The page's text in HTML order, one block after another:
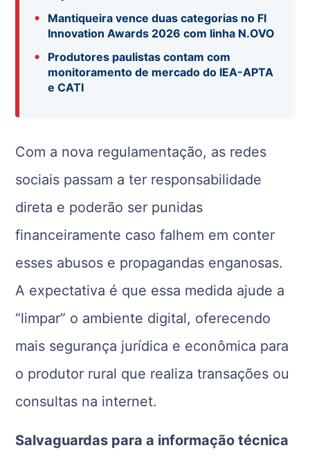
•
Mantiqueira vence duas categorias no FI
Innovation Awards 2026 com linha N.OVO
•
Produtores paulistas contam com
monitoramento de mercado do IEA-APTA
e CATI
Com a nova regulamentação, as redes
sociais passam a ter responsabilidade
direta e poderão ser punidas
financeiramente caso falhem em conter
esses abusos e propagandas enganosas.
A expectativa é que essa medida ajude a
“limpar” o ambiente digital, oferecendo
mais segurança jurídica e econômica para
o produtor rural que realiza transações ou
consultas na internet.
Salvaguardas para a informação técnica